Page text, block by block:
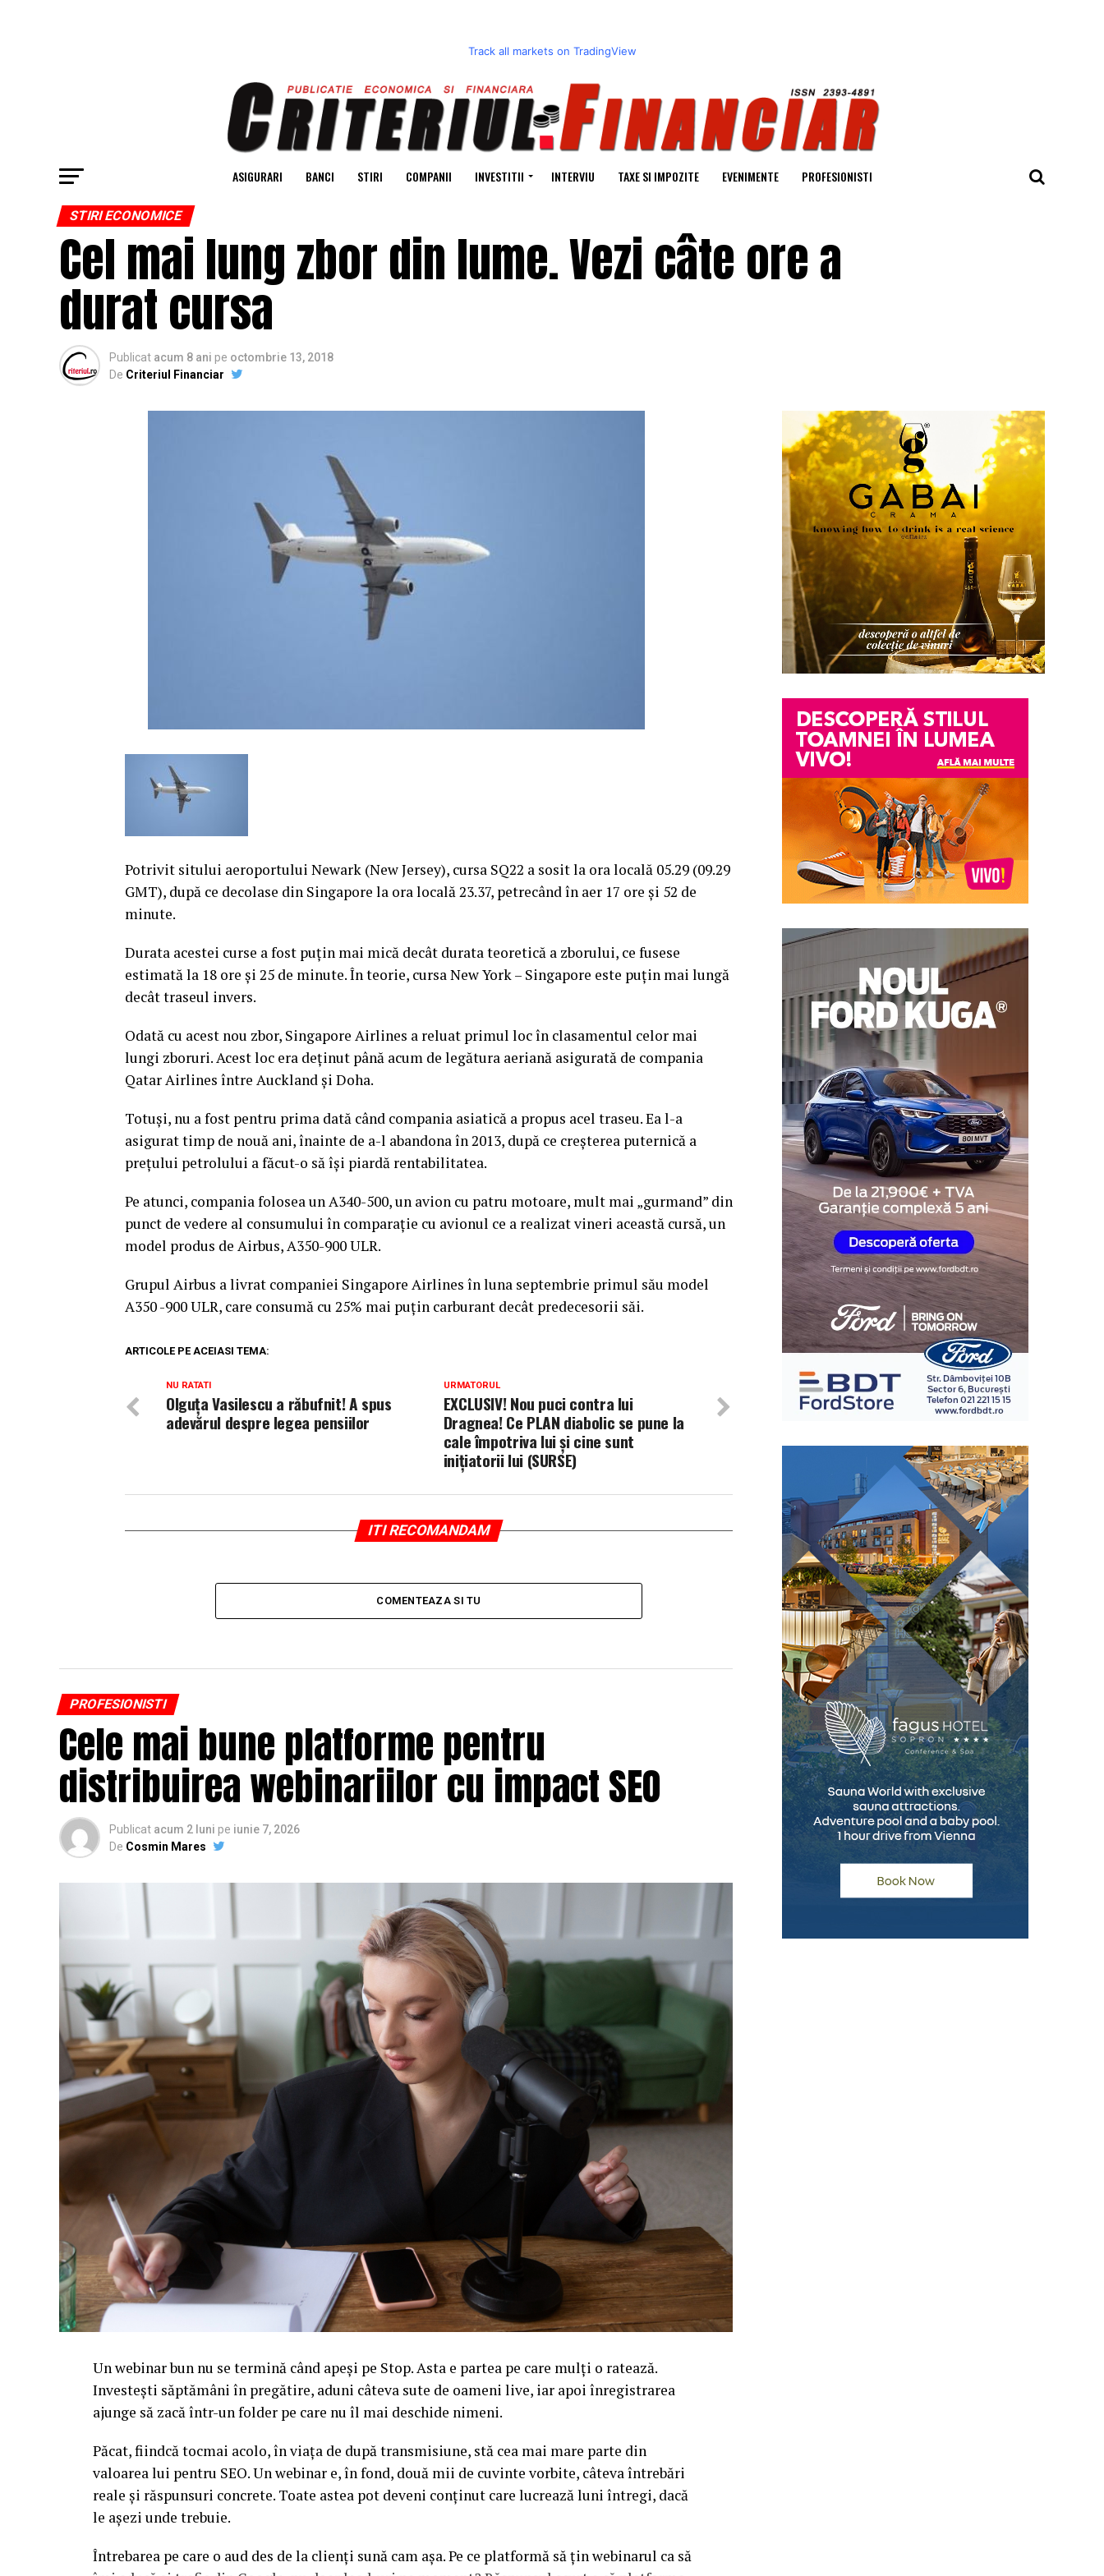
Track all markets on TradingView
ASIGURARI BANCI STIRI COMPANII INVESTITII INTERVIU TAXE SI IMPOZITE EVENIMENTE PROFESIONISTI
STIRI ECONOMICE
Cel mai lung zbor din lume. Vezi câte ore a
durat cursa
Publicat acum 8 ani pe octombrie 13, 2018
De Criteriul Financiar
Potrivit sitului aeroportului Newark (New Jersey), cursa SQ22 a sosit la ora locală 05.29 (09.29
GMT), după ce decolase din Singapore la ora locală 23.37, petrecând în aer 17 ore şi 52 de
minute.
Durata acestei curse a fost puţin mai mică decât durata teoretică a zborului, ce fusese
estimată la 18 ore şi 25 de minute. În teorie, cursa New York – Singapore este puţin mai lungă
decât traseul invers.
Odată cu acest nou zbor, Singapore Airlines a reluat primul loc în clasamentul celor mai
lungi zboruri.Acest loc era deţinut până acum de legătura aeriană asigurată de compania
Qatar Airlines între Auckland şi Doha.
Totuşi, nu a fost pentru prima dată când compania asiatică a propus acel traseu. Ea l-a
asigurat timp de nouă ani, înainte de a-l abandona în 2013, după ce creşterea puternică a
preţului petrolului a făcut-o să îşi piardă rentabilitatea.
Pe atunci, compania folosea un A340-500, un avion cu patru motoare, mult mai „gurmand” din
punct de vedere al consumului în comparaţie cu avionul ce a realizat vineri această cursă, un
model produs de Airbus, A350-900 ULR.
Grupul Airbus a livrat companiei Singapore Airlines în luna septembrie primul său model
A350 -900 ULR, care consumă cu 25% mai puţin carburant decât predecesorii săi.
ARTICOLE PE ACEIASI TEMA:
URMATORUL
EXCLUSIV! Nou puci contra lui
Dragnea! Ce PLAN diabolic se pune la
cale împotriva lui și cine sunt
inițiatorii lui (SURSE)
NU RATATI
Olguța Vasilescu a răbufnit! A spus
adevărul despre legea pensiilor
ITI RECOMANDAM
COMENTEAZA SI TU
PROFESIONISTI
Cele mai bune platforme pentru
distribuirea webinariilor cu impact SEO
Publicat acum 2 luni pe iunie 7, 2026
De Cosmin Mares
Un webinar bun nu se termină când apeși pe Stop. Asta e partea pe care mulți o ratează.
Investești săptămâni în pregătire, aduni câteva sute de oameni live, iar apoi înregistrarea
ajunge să zacă într-un folder pe care nu îl mai deschide nimeni.
Păcat, fiindcă tocmai acolo, în viața de după transmisiune, stă cea mai mare parte din
valoarea lui pentru SEO. Un webinar e, în fond, două mii de cuvinte vorbite, câteva întrebări
reale și răspunsuri concrete. Toate astea pot deveni conținut care lucrează luni întregi, dacă
le așezi unde trebuie.
Întrebarea pe care o aud des de la clienți sună cam așa. Pe ce platformă să țin webinarul ca să